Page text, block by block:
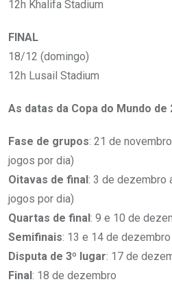
12h Khalifa Stadium
FINAL
18/12 (domingo)
12h Lusail Stadium
As datas da Copa do Mundo de
Fase de grupos: 21 de
jogos por dia)
Oitavas de final: 3 de dezembro
jogos por dia)
Quartas de final: 9 e 10 de
Semifinais: 13 e 14 de dezembro
Disputa de 3º lugar: 17 de
Final: 18 de dezembro